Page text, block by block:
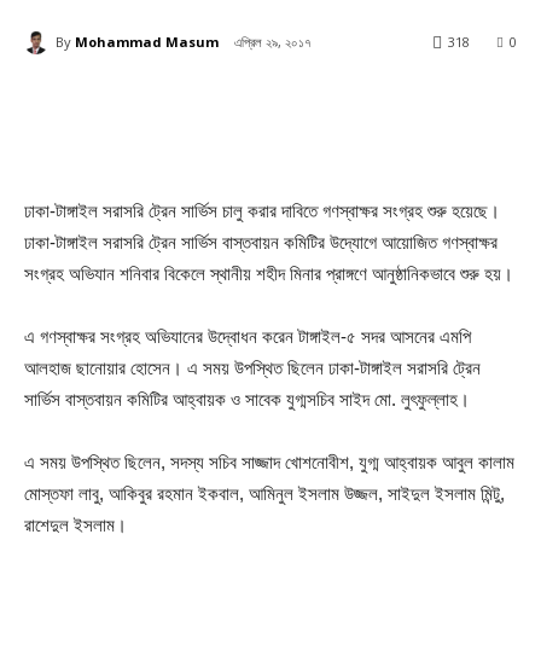
By Mohammad Masum এপ্রিল ২৯, ২০১৭ 0
318
ঢাকা-টাঙ্গাইল সরাসরি ট্রেন সার্ভিস চালু করার দাবিতে গণস্বাক্ষর সংগ্রহ শুরু হয়েছে।
ঢাকা-টাঙ্গাইল সরাসরি ট্রেন সার্ভিস বাস্তবায়ন কমিটির উদ্যোগে আয়োজিত গণস্বাক্ষর
সংগ্রহ অভিযান শনিবার বিকেলে স্থানীয় শহীদ মিনার প্রাঙ্গণে আনুষ্ঠানিকভাবে শুরু হয়।
এ গণস্বাক্ষর সংগ্রহ অভিযানের উদ্বোধন করেন টাঙ্গাইল-৫ সদর আসনের এমপি
আলহাজ ছানোয়ার হোসেন। এ সময় উপস্থিত ছিলেন ঢাকা-টাঙ্গাইল সরাসরি ট্রেন
সার্ভিস বাস্তবায়ন কমিটির আহ্বায়ক ও সাবেক যুগ্মসচিব সাইদ মো. লুৎফুল্লাহ।
এ সময় উপস্থিত ছিলেন, সদস্য সচিব সাজ্জাদ খোশনোবীশ, যুগ্ম আহ্বায়ক আবুল কালাম
মোস্তফা লাবু, আকিবুর রহমান ইকবাল, আমিনুল ইসলাম উজ্জল, সাইদুল ইসলাম মিন্টু,
রাশেদুল ইসলাম।